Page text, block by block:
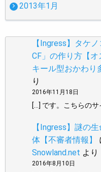
2013年1月
【Ingress】タケ
CF」の作り方【オ
キール型おかわり
り
2016年11月18日
[…] です。こちらの
【Ingress】謎の
体【不審者情報】
Snowland.net より
2016年8月10日